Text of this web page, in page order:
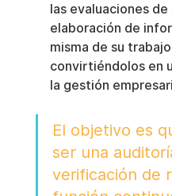
las evaluaciones de
elaboración de
misma de su
convirtiéndolos en
la gestión
El objetivo es
ser una
verificación de